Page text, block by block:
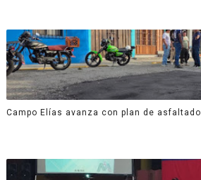
Campo Elías avanza con plan de asfaltado